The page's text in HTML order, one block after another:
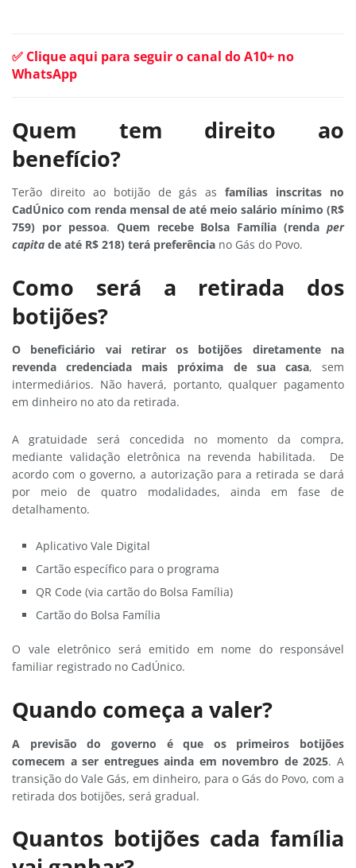
✅ Clique aqui para seguir o canal do A10+ no
WhatsApp
Quem tem direito ao
benefício?
Terão direito ao botijão de gás asfamílias inscritas no
CadÚnico com renda mensal de até meio salário mínimo (R$
759) por pessoa. Quem recebe Bolsa Família (renda per
capita de até R$ 218) terá preferência no Gás do Povo.
Como será a retirada dos
botijões?
O beneficiário vai retirar os botijões diretamente na
revenda credenciada mais próxima de sua casa, sem
intermediários. Não haverá, portanto, qualquer pagamento
em dinheiro no ato da retirada.
A gratuidade será concedida no momento da compra,
mediante validação eletrônica na revenda habilitada. De
acordo com o governo, a autorização para a retirada se dará
por meio de quatro modalidades, ainda em fase de
detalhamento.
Aplicativo Vale Digital
Cartão específico para o programa
QR Code (via cartão do Bolsa Família)
Cartão do Bolsa Família
O vale eletrônico será emitido em nome do responsável
familiar registrado no CadÚnico.
Quando começa a valer?
A previsão do governo é que os primeiros botijões
comecem a ser entregues ainda em novembro de 2025. A
transição do Vale Gás, em dinheiro, para o Gás do Povo, com a
retirada dos botijões, será gradual.
Quantos botijões cada família